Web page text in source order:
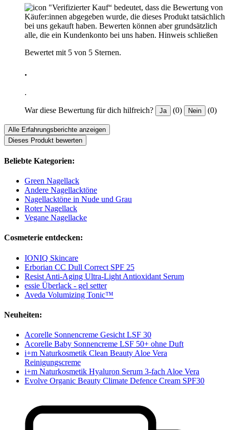
"Verifizierter Kauf“ bedeutet, dass die Bewertung von
Käufer:innen abgegeben wurde, die dieses Produkt tatsächlich
bei uns gekauft haben. Bewerten können aber grundsätzlich
alle, die ein Kundenkonto bei uns haben. Hinweis schließen
Bewertet mit 5 von 5 Sternen.
.
.
War diese Bewertung für dich hilfreich? Ja (0) Nein (0)
Alle Erfahrungsberichte anzeigen
Dieses Produkt bewerten
Beliebte Kategorien:
Green Nagellack
Andere Nagellacktöne
Nagellacktöne in Nude und Grau
Roter Nagellack
Vegane Nagellacke
Cosmeterie entdecken:
IONIQ Skincare
Erborian CC Dull Correct SPF 25
Resist Anti-Aging Ultra-Light Antioxidant Serum
essie Überlack - gel setter
Aveda Volumizing Tonic™
Neuheiten:
Acorelle Sonnencreme Gesicht LSF 30
Acorelle Baby Sonnencreme LSF 50+ ohne Duft
i+m Naturkosmetik Clean Beauty Aloe Vera
Reinigungscreme
i+m Naturkosmetik Hyaluron Serum 3-fach Aloe Vera
Evolve Organic Beauty Climate Defence Cream SPF30